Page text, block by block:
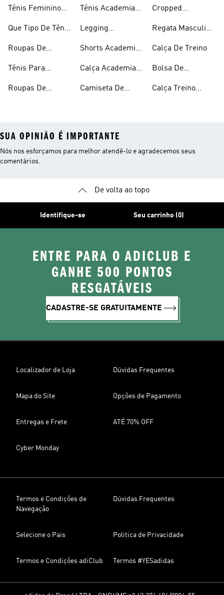
Treino
Tênis Feminino
Que Tipo De Tênis
Academia
Roupas De
Feminina
Tênis Para
Treino
Roupas De
Academia
Tênis Academia
Legging
Shorts Academia
Calça Academia
Camiseta De
Cropped
Regata Masculina
Calça De Treino
Bolsa De
Masculina
Calça Treino
SUA OPINIÃO É IMPORTANTE
Nós nos esforçamos para melhor atendê-lo e agradecemos seus
comentários.
De volta ao topo
Identifique-se Seu carrinho (0)
ENTRE PARA O ADICLUB E
GANHE 500 PONTOS
RESGATÁVEIS
CADASTRE-SE GRATUITAMENTE
Localizador de Loja Dúvidas Frequentes
Mapa do Site Opções de Pagamento
Entregas e Frete ATÉ 70% OFF
Cyber Monday
Termos e Condições de
Navegação
Dúvidas Frequentes
Selecione o Pais Politica de Privacidade
Termos e Condições adiClub Termos #YESadidas